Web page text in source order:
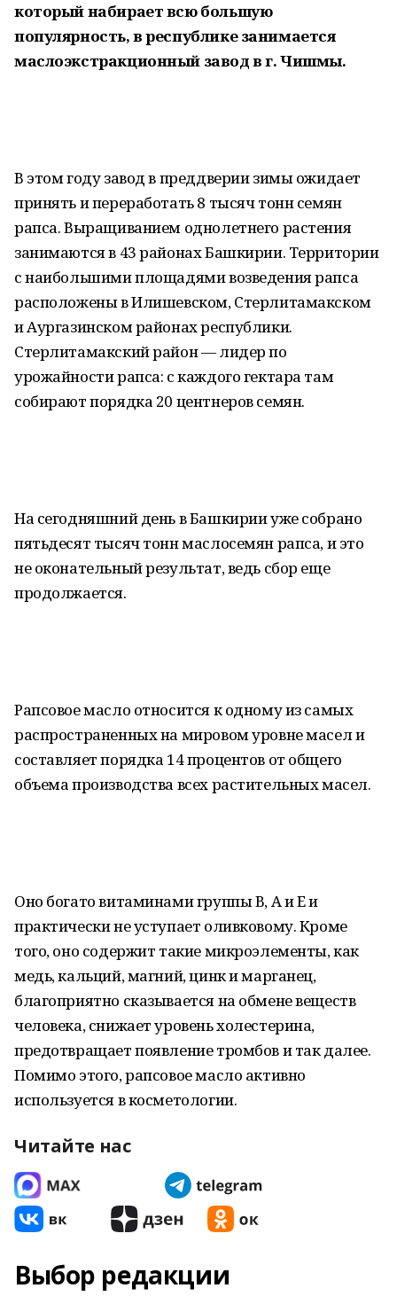
который набирает всю большую
популярность, в республике занимается
маслоэкстракционный завод в г. Чишмы.
В этом году завод в преддверии зимы ожидает
принять и переработать 8 тысяч тонн семян
рапса. Выращиванием однолетнего растения
занимаются в 43 районах Башкирии. Территории
с наибольшими площадями возведения рапса
расположены в Илишевском, Стерлитамакском
и Аургазинском районах республики.
Стерлитамакский район — лидер по
урожайности рапса: с каждого гектара там
собирают порядка 20 центнеров семян.
На сегодняшний день в Башкирии уже собрано
пятьдесят тысяч тонн маслосемян рапса, и это
не оконательный результат, ведь сбор еще
продолжается.
Рапсовое масло относится к одному из самых
распространенных на мировом уровне масел и
составляет порядка 14 процентов от общего
объема производства всех растительных масел.
Оно богато витаминами группы В, А и Е и
практически не уступает оливковому. Кроме
того, оно содержит такие микроэлементы, как
медь, кальций, магний, цинк и марганец,
благоприятно сказывается на обмене веществ
человека, снижает уровень холестерина,
предотвращает появление тромбов и так далее.
Помимо этого, рапсовое масло активно
используется в косметологии.
Читайте нас
Выбор редакции